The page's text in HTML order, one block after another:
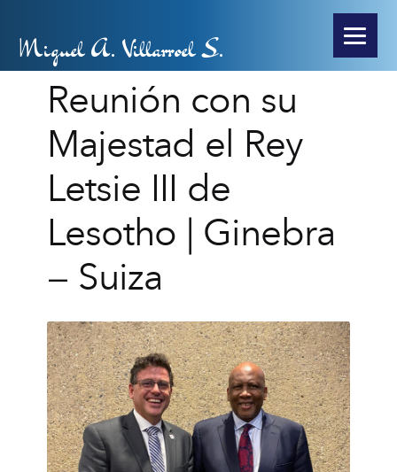
Miguel A. Villarroel S.
Reunión con su
Majestad el Rey
Letsie III de
Lesotho | Ginebra
– Suiza